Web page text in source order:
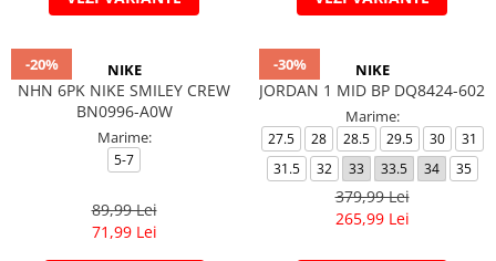
-20% NIKE
NHN 6PK NIKE SMILEY CREW
BN0996-A0W
Marime:
5-7
89,99 Lei
71,99 Lei
-30% NIKE
JORDAN 1 MID BP DQ8424-602
Marime:
27.5 28 28.5 29.5 30
31
31.5
32 33 33.5 34 35
379,99 Lei
265,99 Lei